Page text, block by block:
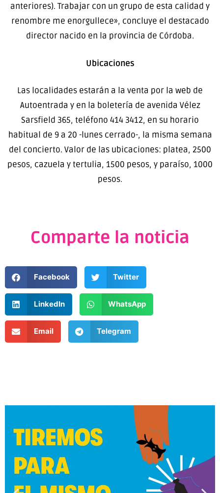
anteriores). Trabajar con un grupo de esta calidad y
renombre me enorgullece», concluye el destacado
director nacido en la provincia de Córdoba.
Ubicaciones
Las localidades estarán a la venta por la web de
Autoentrada y en la boletería de avenida Vélez
Sarsfield 365, teléfono 414 3412, en su horario
habitual de 9 a 20 -lunes cerrado-, la misma semana
del concierto. Valor de las ubicaciones: platea, 2500
pesos, cazuela y tertulia, 1500 pesos, y paraíso, 1000
pesos.
Comparte la noticia
Facebook Twitter
LinkedIn WhatsApp
Email Telegram